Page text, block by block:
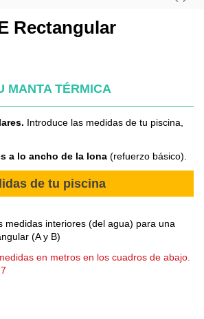
Rectangular
MANTA TÉRMICA
Introduce las medidas de tu piscina,
a lo ancho de la lona (refuerzo básico).
de tu piscina
medidas interiores (del agua) para una
(A y B)
en metros en los cuadros de abajo.